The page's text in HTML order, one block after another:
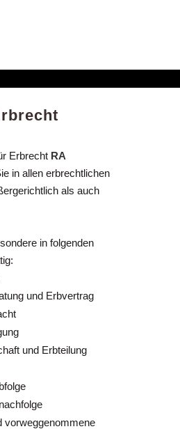
Erbrecht RA
in allen erbrechtlichen
als auch
in folgenden
und Erbvertrag
und Erbteilung
vorweggenommene